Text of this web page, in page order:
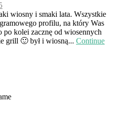
wiosny i smaki lata. Wszystkie
profilu, na który Was
po kolei zacznę od wiosennych
grill 🙂 był i wiosną... Continue